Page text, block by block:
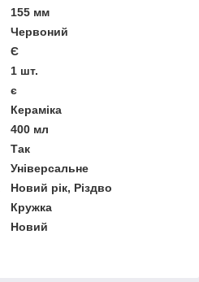
155 мм
Червоний
Є
1 шт.
є
Кераміка
400 мл
Так
Універсальне
Новий рік, Різдво
Кружка
Новий